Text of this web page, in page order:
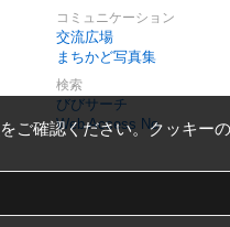
コミュニケーション
交流広場
まちかど写真集
検索
びびサーチ
Web Access No.
をご確認ください。クッキー